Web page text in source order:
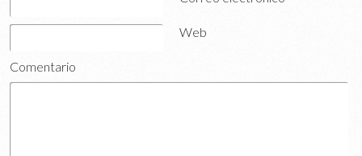
Web
Comentario